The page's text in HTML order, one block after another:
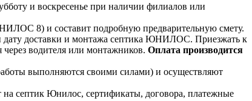
и воскресенье при наличии филиалов или
8) и составит подробную предварительную смету.
дату доставки и монтажа септика ЮНИЛОС. Приезжать к
через водителя или монтажников. Оплата производится
выполняются своими силами) и осуществляют
септик Юнилос, сертификаты, договора, платежные